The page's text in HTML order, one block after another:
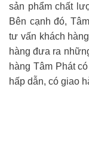
sản phẩm chất
Bên cạnh đó,
tư vấn khách
hàng đưa ra
hàng Tâm Phát
hấp dẫn, có giao